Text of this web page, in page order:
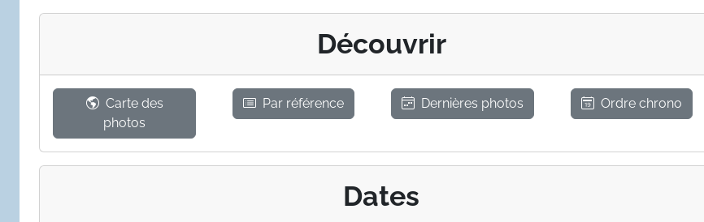
Découvrir
Carte des
photos
Par référence Dernières photos Ordre chrono
Dates